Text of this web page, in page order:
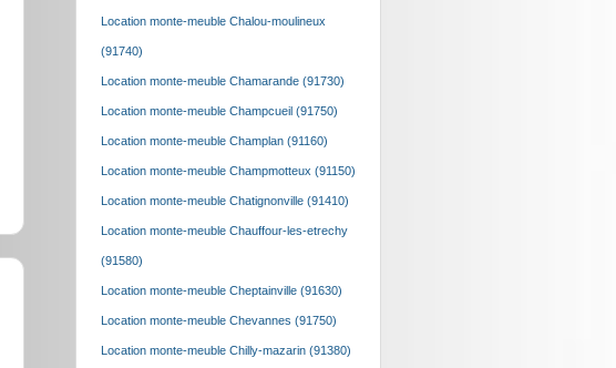
Location monte-meuble Chalou-moulineux
(91740)
Location monte-meuble Chamarande (91730)
Location monte-meuble Champcueil (91750)
Location monte-meuble Champlan (91160)
Location monte-meuble Champmotteux (91150)
Location monte-meuble Chatignonville (91410)
Location monte-meuble Chauffour-les-etrechy
(91580)
Location monte-meuble Cheptainville (91630)
Location monte-meuble Chevannes (91750)
Location monte-meuble Chilly-mazarin (91380)